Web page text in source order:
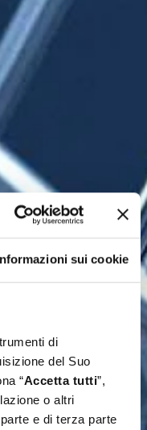
sui cookie
di
del Suo
“Accetta tutti”,
o altri
e di terza parte